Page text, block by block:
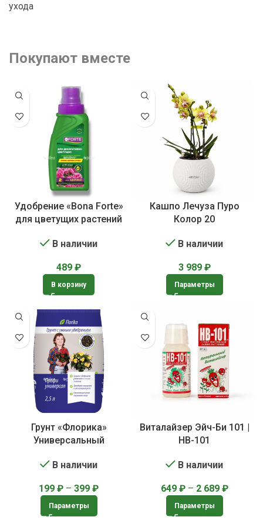
ухода
Покупают вместе
Удобрение «Bona Forte»
для цветущих растений
В наличии
489 ₽
В корзину
Кашпо Лечуза Пуро
Колор 20
В наличии
3 989 ₽
Параметры
Грунт «Флорика»
Универсальный
В наличии
199 ₽ – 399 ₽
Параметры
Виталайзер Эйч-Би 101 |
HB-101
В наличии
649 ₽ – 2 689 ₽
Параметры